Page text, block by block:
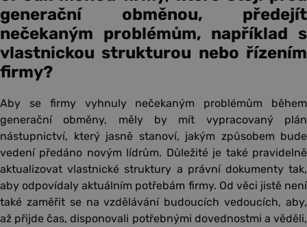
generační obměnou, předejít
nečekaným problémům, například s
vlastnickou strukturou nebo řízením
firmy?
Aby se firmy vyhnuly nečekaným problémům během
generační obměny, měly by mít vypracovaný plán
nástupnictví, který jasně stanoví, jakým způsobem bude
vedení předáno novým lídrům. Důležité je také pravidelně
aktualizovat vlastnické struktury a právní dokumenty tak,
aby odpovídaly aktuálním potřebám firmy. Od věci jistě není
také zaměřit se na vzdělávání budoucích vedoucích, aby,
až přijde čas, disponovali potřebnými dovednostmi a věděli,